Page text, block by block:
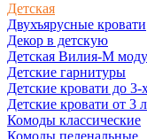
Детская
Двухъярусные кровати
Декор в детскую
Детская Вилия-М
Детские гарнитуры
Детские кровати до 3-
Детские кровати от 3
Комоды классические
Комоды пеленальные